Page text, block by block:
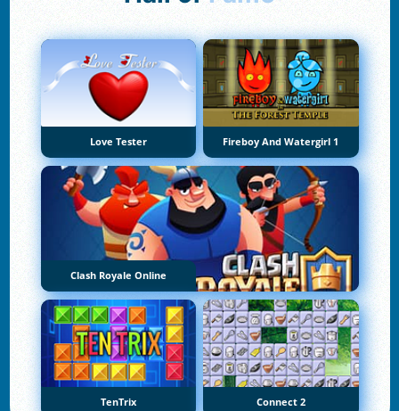
Love Tester Fireboy And Watergirl 1
Clash Royale Online
TenTrix Connect 2